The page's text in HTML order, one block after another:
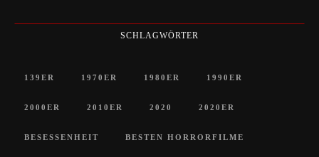
SCHLAGWÖRTER
139ER 1970ER 1980ER 1990ER
2000ER 2010ER 2020 2020ER
BESESSENHEIT BESTEN HORRORFILME